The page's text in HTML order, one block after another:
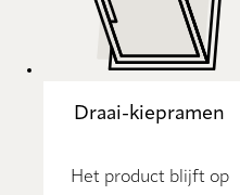
Draai-kiepramen
Het product blijft op